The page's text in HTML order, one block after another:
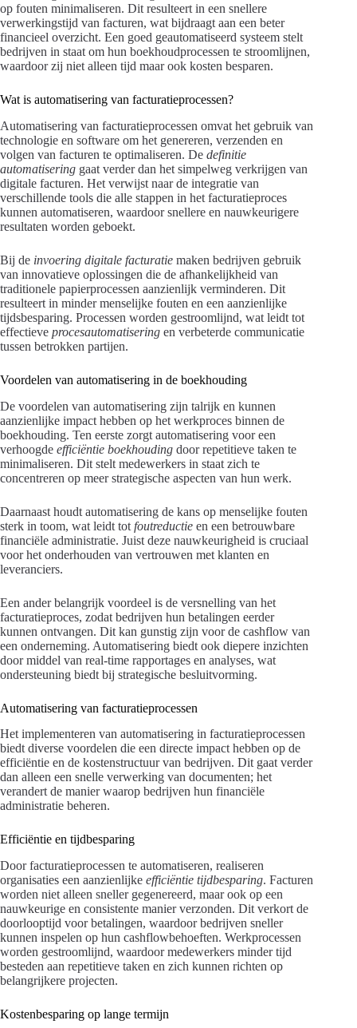
op fouten minimaliseren. Dit resulteert in een snellere
verwerkingstijd van facturen, wat bijdraagt aan een beter
financieel overzicht. Een goed geautomatiseerd systeem stelt
bedrijven in staat om hun boekhoudprocessen te stroomlijnen,
waardoor zij niet alleen tijd maar ook kosten besparen.
Wat is automatisering van facturatieprocessen?
Automatisering van facturatieprocessen omvat het gebruik van
technologie en software om het genereren, verzenden en
volgen van facturen te optimaliseren. De definitie
automatisering gaat verder dan het simpelweg verkrijgen van
digitale facturen. Het verwijst naar de integratie van
verschillende tools die alle stappen in het facturatieproces
kunnen automatiseren, waardoor snellere en nauwkeurigere
resultaten worden geboekt.
Bij de invoering digitale facturatie maken bedrijven gebruik
van innovatieve oplossingen die de afhankelijkheid van
traditionele papierprocessen aanzienlijk verminderen. Dit
resulteert in minder menselijke fouten en een aanzienlijke
tijdsbesparing. Processen worden gestroomlijnd, wat leidt tot
effectieve procesautomatisering en verbeterde communicatie
tussen betrokken partijen.
Voordelen van automatisering in de boekhouding
De voordelen van automatisering zijn talrijk en kunnen
aanzienlijke impact hebben op het werkproces binnen de
boekhouding. Ten eerste zorgt automatisering voor een
verhoogde efficiëntie boekhouding door repetitieve taken te
minimaliseren. Dit stelt medewerkers in staat zich te
concentreren op meer strategische aspecten van hun werk.
Daarnaast houdt automatisering de kans op menselijke fouten
sterk in toom, wat leidt tot foutreductie en een betrouwbare
financiële administratie. Juist deze nauwkeurigheid is cruciaal
voor het onderhouden van vertrouwen met klanten en
leveranciers.
Een ander belangrijk voordeel is de versnelling van het
facturatieproces, zodat bedrijven hun betalingen eerder
kunnen ontvangen. Dit kan gunstig zijn voor de cashflow van
een onderneming. Automatisering biedt ook diepere inzichten
door middel van real-time rapportages en analyses, wat
ondersteuning biedt bij strategische besluitvorming.
Automatisering van facturatieprocessen
Het implementeren van automatisering in facturatieprocessen
biedt diverse voordelen die een directe impact hebben op de
efficiëntie en de kostenstructuur van bedrijven. Dit gaat verder
dan alleen een snelle verwerking van documenten; het
verandert de manier waarop bedrijven hun financiële
administratie beheren.
Efficiëntie en tijdbesparing
Door facturatieprocessen te automatiseren, realiseren
organisaties een aanzienlijke efficiëntie tijdbesparing. Facturen
worden niet alleen sneller gegenereerd, maar ook op een
nauwkeurige en consistente manier verzonden. Dit verkort de
doorlooptijd voor betalingen, waardoor bedrijven sneller
kunnen inspelen op hun cashflowbehoeften. Werkprocessen
worden gestroomlijnd, waardoor medewerkers minder tijd
besteden aan repetitieve taken en zich kunnen richten op
belangrijkere projecten.
Kostenbesparing op lange termijn